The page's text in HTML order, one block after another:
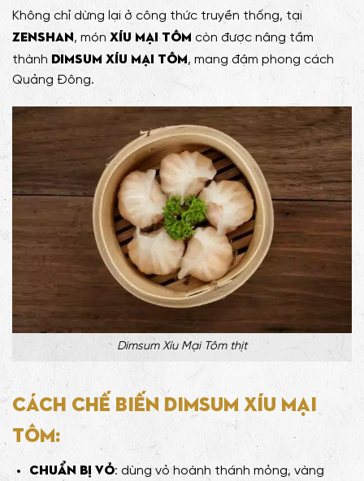
Không chỉ dừng lại ở công thức truyền thống, tại
Zenshan, món Xíu Mại Tôm còn được nâng tầm
thành Dimsum Xíu Mại Tôm, mang đậm phong cách
Quảng Đông.
Dimsum Xíu Mại Tôm thịt
Cách chế biến Dimsum Xíu Mại
Tôm:
Chuẩn bị vỏ: dùng vỏ hoành thánh mỏng, vàng